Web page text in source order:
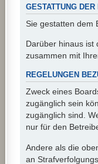
GESTATTUNG
Sie gestatten dem
Darüber hinaus ist
zusammen mit
REGELUNGEN
Zweck eines
zugänglich sein
zugänglich sind.
nur für den
Andere als die
an